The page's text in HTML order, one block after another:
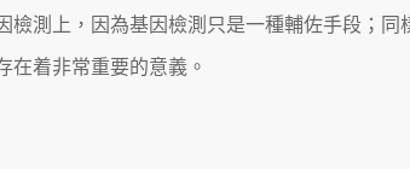
檢測上，因為基因檢測只是一種輔佐手段；同
在着非常重要的意義。